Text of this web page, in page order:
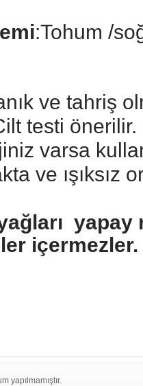
:Tohum /
ve tahriş
testi
varsa
ve ışıksız
içermezler.
yapılmamıştır.